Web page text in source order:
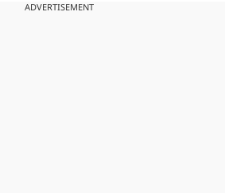
ADVERTISEMENT